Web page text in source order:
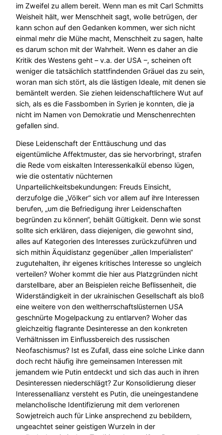
im Zweifel zu allem bereit. Wenn man es mit Carl Schmitts
Weisheit hält, wer Menschheit sagt, wolle betrügen, der
kann schon auf den Gedanken kommen, wer sich nicht
einmal mehr die Mühe macht, Menschheit zu sagen, halte
es darum schon mit der Wahrheit. Wenn es daher an die
Kritik des Westens geht – v.a. der USA –, scheinen oft
weniger die tatsächlich stattfindenden Gräuel das zu sein,
woran man sich stört, als die lästigen Ideale, mit denen sie
bemäntelt werden. Sie ziehen leidenschaftlichere Wut auf
sich, als es die Fassbomben in Syrien je konnten, die ja
nicht im Namen von Demokratie und Menschenrechten
gefallen sind.
Diese Leidenschaft der Enttäuschung und das
eigentümliche Affektmuster, das sie hervorbringt, strafen
die Rede vom eiskalten Interessenkalkül ebenso lügen,
wie die ostentativ nüchternen
Unparteilichkeitsbekundungen: Freuds Einsicht,
derzufolge die „Völker“ sich vor allem auf ihre Interessen
berufen, „um die Befriedigung ihrer Leidenschaften
begründen zu können“, behält Gültigkeit. Denn wie sonst
sollte sich erklären, dass diejenigen, die gewohnt sind,
alles auf Kategorien des Interesses zurückzuführen und
sich mithin Äquidistanz gegenüber „allen Imperialisten“
zugutehalten, ihr eigenes kritisches Interesse so ungleich
verteilen? Woher kommt die hier aus Platzgründen nicht
darstellbare, aber an Beispielen reiche Beflissenheit, die
Widerständigkeit in der ukrainischen Gesellschaft als bloß
eine weitere von den weltherrschaftslüsternen USA
geschnürte Mogelpackung zu entlarven? Woher das
gleichzeitig flagrante Desinteresse an den konkreten
Verhältnissen im Einflussbereich des russischen
Neofaschismus? Ist es Zufall, dass eine solche Linke dann
doch recht häufig ihre gemeinsamen Interessen mit
jemandem wie Putin entdeckt und sich das auch in ihren
Desinteressen niederschlägt? Zur Konsolidierung dieser
Interessenallianz versteht es Putin, die uneingestandene
melancholische Identifizierung mit dem verlorenen
Sowjetreich auch für Linke ansprechend zu bebildern,
ungeachtet seiner geistigen Wurzeln in der